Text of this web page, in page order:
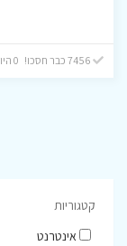
7456 כבר חסכו! 0 היום
קטגוריות
אינטרנט